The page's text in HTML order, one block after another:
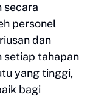
secara
personel
dan
setiap tahapan
yang tinggi,
bagi